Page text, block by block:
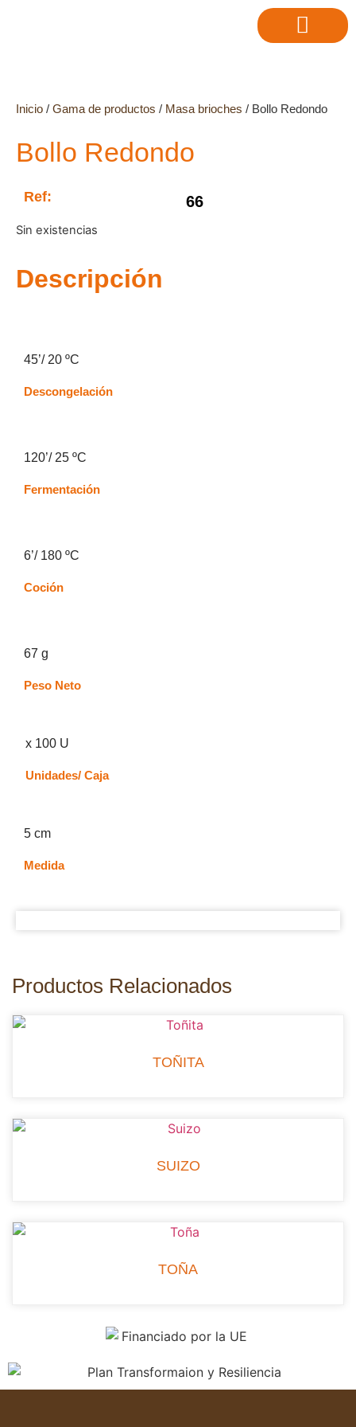
Inicio / Gama de productos / Masa brioches / Bollo Redondo
Bollo Redondo
Ref: 66
Sin existencias
Descripción
45’/ 20 ºC
Descongelación
120’/ 25 ºC
Fermentación
6’/ 180 ºC
Coción
67 g
Peso Neto
x 100 U
Unidades/ Caja
5 cm
Medida
Productos Relacionados
TOÑITA
SUIZO
TOÑA